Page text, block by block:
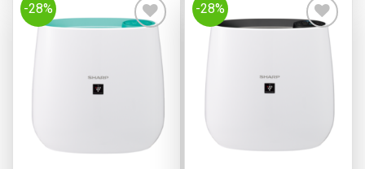
-28%
Add to
Wishlist
-28%
Add to
Wishlist